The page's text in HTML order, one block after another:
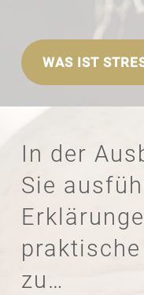
WAS IST
In der
Sie
zu…